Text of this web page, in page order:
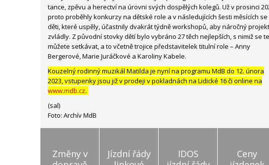
tance, zpěvu a herectví na úrovni svých dospělých kolegů. Už v prosinci
proto proběhly konkurzy na dětské role a v následujících šesti měsících se
děti, které uspěly, účastnily dvakrát týdně workshopů, aby náročný projekt
zvládly. Z původní stovky dětí bylo vybráno 27 těch nejlepších, s nimiž se
můžete setkávat, a to včetně trojice představitelek titulní role – Anny
Bergerové, Marie Juráčkové a Karoliny Kabele.
Kouzelný rodinný muzikál Matilda je nyní na programu MdB do 12. února
2023, vstupenky jsou již v prodeji v pokladnách na Lidické 16 či online na
www.mdb.cz.
(sal)
Foto: Archív MdB
Změny v
Jízdní řády
IDOS
Ceny